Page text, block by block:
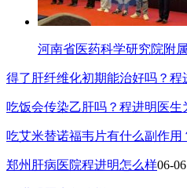
河南省医药科学研究院附
得了肝纤维化初期能治好吗？程
吃饭会传染乙肝吗？程进明医生
吃艾米替诺福韦片有什么副作用
郑州肝病医院程进明怎么样06-06